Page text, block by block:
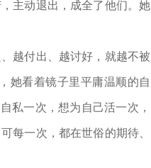
主动退出，成全了他们。她
越付出、越讨好，就越不被
她看着镜子里平庸温顺的自
私一次，想为自己活一次，
每一次，都在世俗的期待、